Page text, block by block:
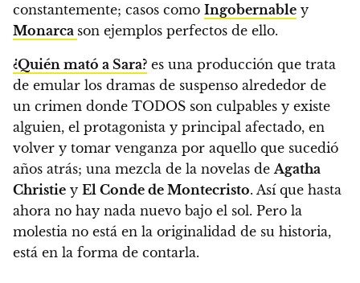
constantemente; casos como Ingobernable y
Monarca son ejemplos perfectos de ello.
¿Quién mató a Sara? es una producción que trata
de emular los dramas de suspenso alrededor de
un crimen donde TODOS son culpables y existe
alguien, el protagonista y principal afectado, en
volver y tomar venganza por aquello que sucedió
años atrás; una mezcla de la novelas de Agatha
Christie y El Conde de Montecristo. Así que hasta
ahora no hay nada nuevo bajo el sol. Pero la
molestia no está en la originalidad de su historia,
está en la forma de contarla.